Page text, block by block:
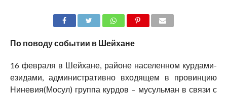
По поводу событии в Шейхане
16 февраля в Шейхане, районе населенном курдами-
езидами, административно входящем в провинцию
Ниневия(Мосул) группа курдов – мусульман в связи с